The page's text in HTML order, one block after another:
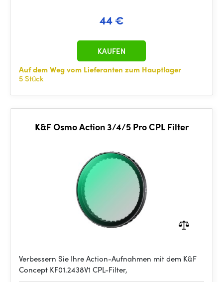
44 €
Auf dem Weg vom Lieferanten zum Hauptlager
5 Stück
KAUFEN
K&F Osmo Action 3/4/5 Pro CPL Filter
Verbessern Sie Ihre Action-Aufnahmen mit dem K&F
Concept KF01.2438V1 CPL-Filter,